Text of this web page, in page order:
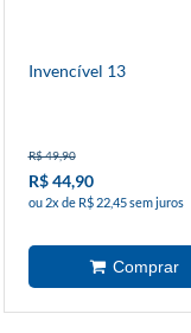
Invencível 13
R$ 49,90
R$ 44,90
ou 2x de R$ 22,45 sem juros